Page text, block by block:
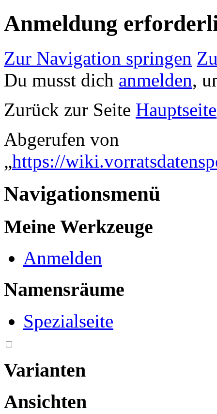
Anmeldung
Zur Navigation springen
Du musst dich anmelden,
Zurück zur Seite Hauptseite
Abgerufen von
„https://
Navigationsmenü
Meine Werkzeuge
Anmelden
Namensräume
Spezialseite
Varianten
Ansichten